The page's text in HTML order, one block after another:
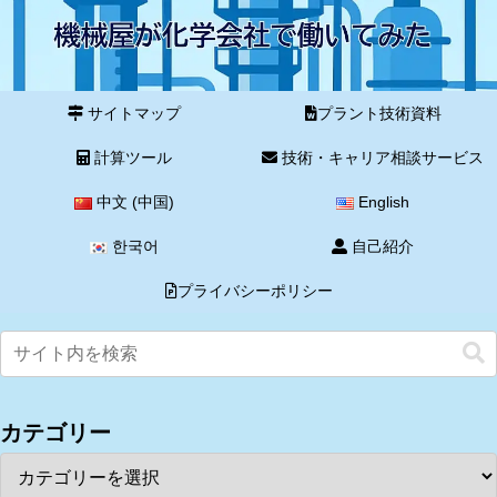
サイトマップ プラント技術資料
計算ツール 技術・キャリア相談サービス
中文 (中国) English
한국어 自己紹介
プライバシーポリシー
カテゴリー